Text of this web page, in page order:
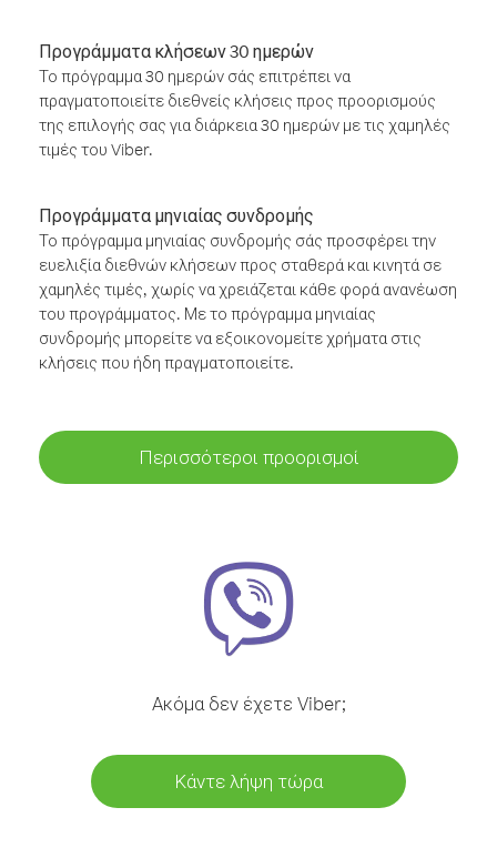
Προγράμματα κλήσεων 30 ημερών
Το πρόγραμμα 30 ημερών σάς επιτρέπει να
πραγματοποιείτε διεθνείς κλήσεις προς προορισμούς
της επιλογής σας για διάρκεια 30 ημερών με τις χαμηλές
τιμές του Viber.
Προγράμματα μηνιαίας συνδρομής
Το πρόγραμμα μηνιαίας συνδρομής σάς προσφέρει την
ευελιξία διεθνών κλήσεων προς σταθερά και κινητά σε
χαμηλές τιμές, χωρίς να χρειάζεται κάθε φορά ανανέωση
του προγράμματος. Με το πρόγραμμα μηνιαίας
συνδρομής μπορείτε να εξοικονομείτε χρήματα στις
κλήσεις που ήδη πραγματοποιείτε.
Περισσότεροι προορισμοί
Ακόμα δεν έχετε Viber;
Κάντε λήψη τώρα